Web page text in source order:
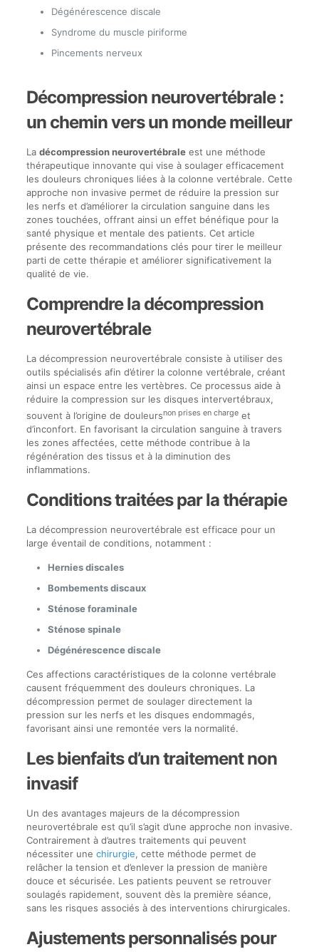
Dégénérescence discale
Syndrome du muscle piriforme
Pincements nerveux
Décompression neurovertébrale :
un chemin vers un monde meilleur
La décompression neurovertébraleest une méthode
thérapeutique innovante qui vise à soulager efficacement
les douleurs chroniques liées à la colonne vertébrale. Cette
approche non invasive permet de réduire la pression sur
les nerfs et d’améliorer la circulation sanguine dans les
zones touchées, offrant ainsi un effet bénéfique pour la
santé physique et mentale des patients. Cet article
présente des recommandations clés pour tirer le meilleur
parti de cette thérapie et améliorer significativement la
qualité de vie.
Comprendre la décompression
neurovertébrale
La décompression neurovertébrale consiste à utiliser des
outils spécialisés afin d’étirer la colonne vertébrale, créant
ainsi un espace entre les vertèbres. Ce processus aide à
réduire la compression sur les disques intervertébraux,
souvent à l’origine de douleursnon prises en chargeet
d’inconfort. En favorisant la circulation sanguine à travers
les zones affectées, cette méthode contribue à la
régénération des tissus et à la diminution des
inflammations.
Conditions traitées par la thérapie
La décompression neurovertébrale est efficace pour un
large éventail de conditions, notamment :
Hernies discales
Bombements discaux
Sténose foraminale
Sténose spinale
Dégénérescence discale
Ces affections caractéristiques de la colonne vertébrale
causent fréquemment des douleurs chroniques. La
décompression permet de soulager directement la
pression sur les nerfs et les disques endommagés,
favorisant ainsi une remontée vers la normalité.
Les bienfaits d’un traitement non
invasif
Un des avantages majeurs de la décompression
neurovertébrale est qu’il s’agit d’une approche non invasive.
Contrairement à d’autres traitements qui peuvent
nécessiter une chirurgie, cette méthode permet de
relâcher la tension et d’enlever la pression de manière
douce et sécurisée. Les patients peuvent se retrouver
soulagés rapidement, souvent dès la première séance,
sans les risques associés à des interventions chirurgicales.
Ajustements personnalisés pour